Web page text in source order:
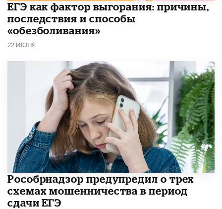
​ЕГЭ как фактор выгорания: причины,
последствия и способы
«обезболивания»
22 ИЮНЯ
Рособрнадзор предупредил о трех
схемах мошенничества в период
сдачи ЕГЭ